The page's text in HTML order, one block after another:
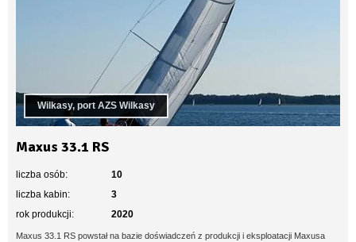
Wilkasy, port AZS Wilkasy
Maxus 33.1 RS
liczba osób:
10
liczba kabin:
3
rok produkcji:
2020
Maxus 33.1 RS powstał na bazie doświadczeń z produkcji i eksploatacji Maxusa